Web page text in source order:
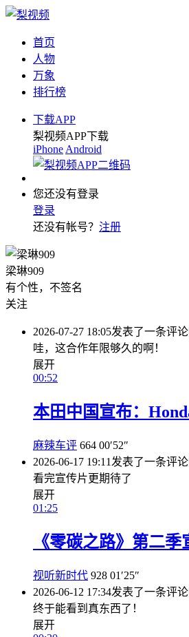
首页
人物
万象
排行榜
下载APP
梨视频APP下载
iPhone Android
您还没有登录
登录
还没有帐号？ 注册
梁琳909
有个性，不签名
关注
2026-07-27 18:05发表了一条评论
哇，这合作年限够久的啊！
展开
00:52
本田中国宣布：
麻辣车评 664 00′52″
2026-06-17 19:11 发表了一条评论
看完宣传片更期待了
展开
01:25
《零碳之路》第二季
视听新时代 928 01′25″
2026-06-12 17:34发表了一条评论
终于能看到真东西了！
展开